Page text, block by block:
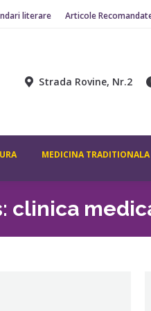
literare Articole
Strada Rovine, Nr.2
MEDICINA TRADITIONALA
clinica
MEDICINA